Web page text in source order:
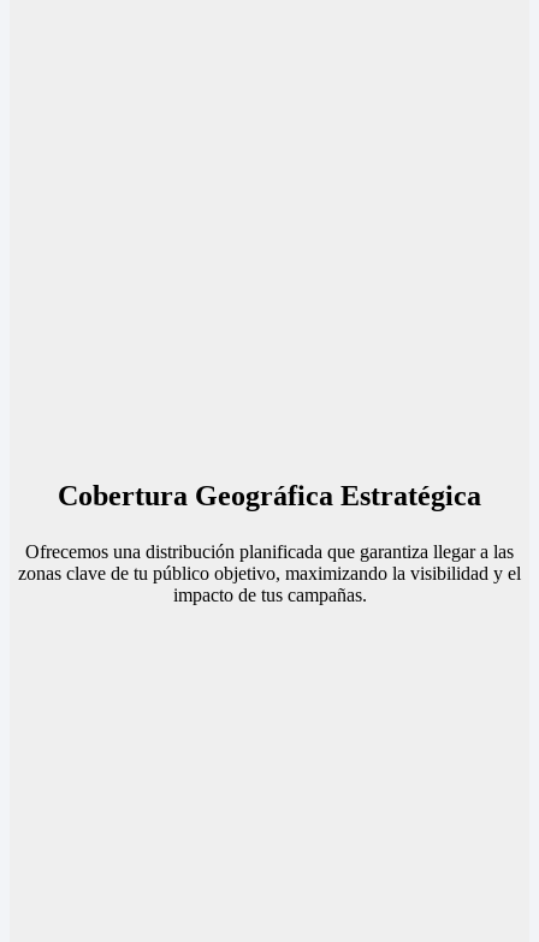
Cobertura Geográfica Estratégica
Ofrecemos una distribución planificada que garantiza llegar a las
zonas clave de tu público objetivo, maximizando la visibilidad y el
impacto de tus campañas.